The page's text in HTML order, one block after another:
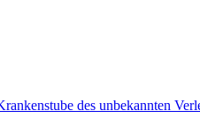
des unbekannten